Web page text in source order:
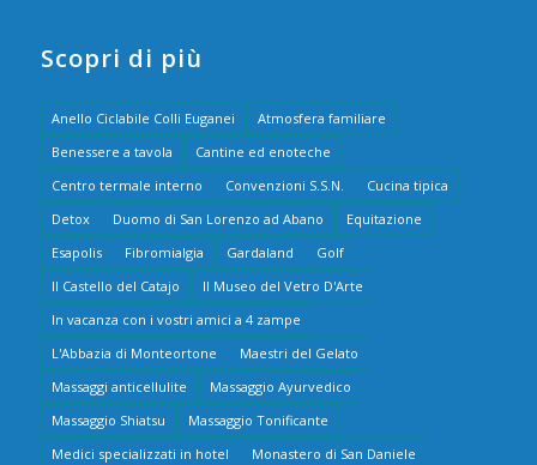
Scopri di più
Anello Ciclabile Colli Euganei
Atmosfera familiare
Benessere a tavola
Cantine ed enoteche
Centro termale interno
Convenzioni S.S.N.
Cucina tipica
Detox
Duomo di San Lorenzo ad Abano
Equitazione
Esapolis
Fibromialgia Gardaland
Golf
Il Castello del Catajo
Il Museo del Vetro D'Arte
In vacanza con i vostri amici a 4 zampe
L'Abbazia di Monteortone
Maestri del Gelato
Massaggi anticellulite
Massaggio Ayurvedico
Massaggio Shiatsu
Massaggio Tonificante
Medici specializzati in hotel
Monastero di San Daniele